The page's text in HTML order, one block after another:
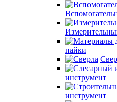
пайки
инструмент
инструмент